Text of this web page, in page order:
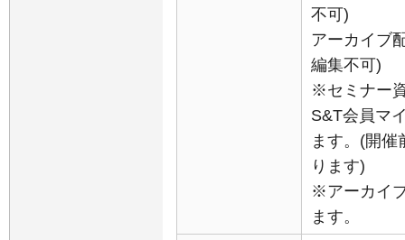
不可)
アーカイブ
編集不可)
※セミナー
S&T会員マ
ます。(開催
ります)
※アーカイ
ます。